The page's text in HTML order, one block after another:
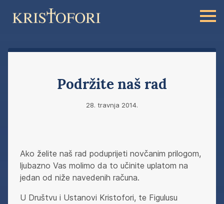
Podržite naš rad
28. travnja 2014.
Ako želite naš rad poduprijeti novčanim prilogom,
ljubazno Vas molimo da to učinite uplatom na
jedan od niže navedenih računa.
U Društvu i Ustanovi Kristofori, te Figulusu